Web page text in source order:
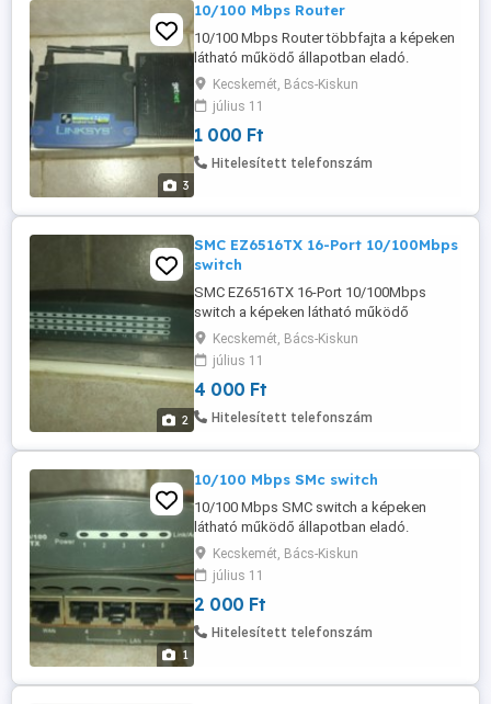
3
10/100 Mbps Router
10/100 Mbps Router többfajta a képeken
látható működő állapotban eladó.
Adaptert külön tudok hozzá adni! Az ár
1db-ra vonatkozik!
Kecskemét, Bács-Kiskun
július 11
1 000 Ft
Hitelesített telefonszám
2
SMC EZ6516TX 16-Port 10/100Mbps
switch
SMC EZ6516TX 16-Port 10/100Mbps
switch a képeken látható működő
állapotban eladó. Adaptert külön tudok
hozzá adni!
Kecskemét, Bács-Kiskun
július 11
4 000 Ft
Hitelesített telefonszám
1
10/100 Mbps SMc switch
10/100 Mbps SMC switch a képeken
látható működő állapotban eladó.
Adaptert külön tudok hozzá adni! Az ár
1db-ra vonatkozik!
Kecskemét, Bács-Kiskun
július 11
2 000 Ft
Hitelesített telefonszám